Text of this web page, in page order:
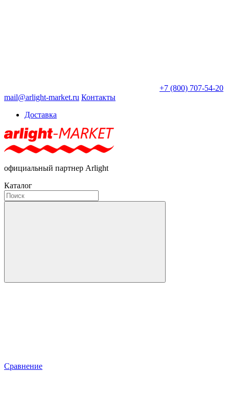
+7 (800) 707-54-20
mail@arlight-market.ru Контакты
Доставка
официальный партнер Arlight
Каталог
Сравнение